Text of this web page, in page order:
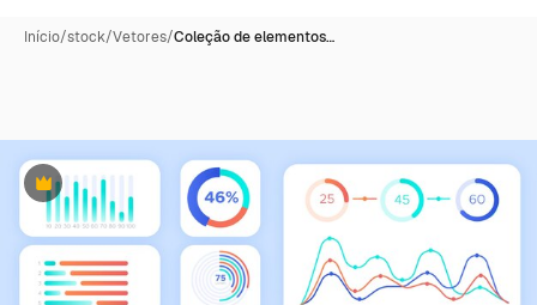
Início/stock/Vetores/Coleção de elementos…
Premium